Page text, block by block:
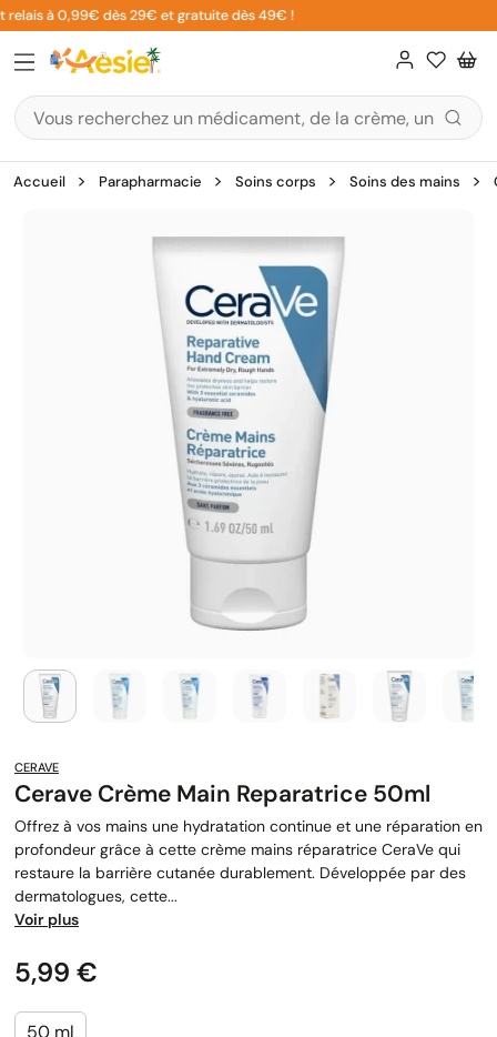
Aller
au
contenu
à 0,99€ dès 29€ et gratuite dès 49€ !
Accueil Parapharmacie Soins corps Soins des mains
CERAVE
Cerave Crème Main Reparatrice 50ml
Offrez à vos mains une hydratation continue et une réparation en
profondeur grâce à cette crème mains réparatrice CeraVe qui
restaure la barrière cutanée durablement. Développée par des
dermatologues, cette...
Voir plus
Prix
5,99 €